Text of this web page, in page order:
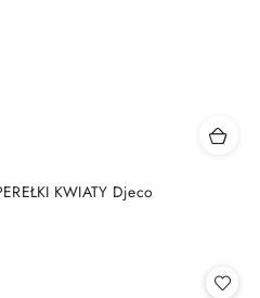
KWIATY Djeco